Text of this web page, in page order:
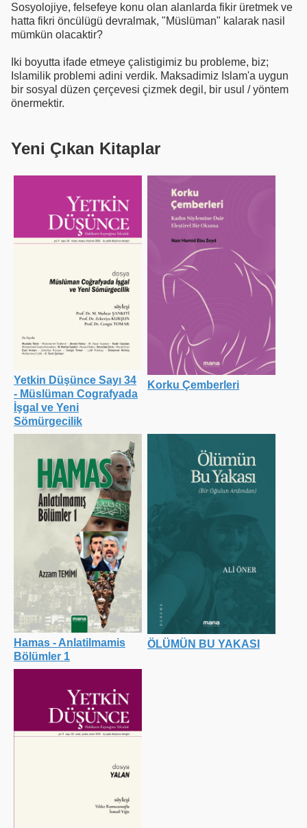
Sosyolojiye, felsefeye konu olan alanlarda fikir üretmek ve
hatta fikri öncülügü devralmak, "Müslüman" kalarak nasil
mümkün olacaktir?
Iki boyutta ifade etmeye çalistigimiz bu probleme, biz;
Islamilik problemi adini verdik. Maksadimiz Islam'a uygun
bir sosyal düzen çerçevesi çizmek degil, bir usul / yöntem
önermektir.
Yeni Çıkan Kitaplar
Yetkin Düşünce Sayı 34
- Müslüman Cografyada
İşgal ve Yeni
Sömürgecilik
Korku Çemberleri
Hamas - Anlatilmamis
Bölümler 1
ÖLÜMÜN BU YAKASI